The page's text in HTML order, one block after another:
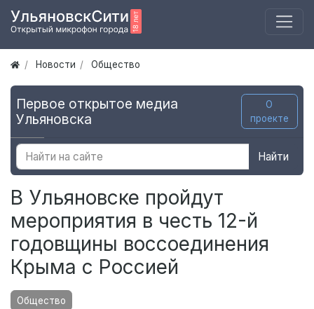
Новости Общество
Первое открытое медиа
Ульяновска
О
проекте
Найти
В Ульяновске пройдут
мероприятия в честь 12-й
годовщины воссоединения
Крыма с Россией
Общество